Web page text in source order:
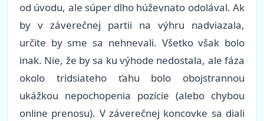
od úvodu, ale súper dlho húževnato odolával. Ak
by v záverečnej partii na výhru nadviazala,
určite by sme sa nehnevali. Všetko však bolo
inak. Nie, že by sa ku výhode nedostala, ale fáza
okolo tridsiateho ťahu bolo obojstrannou
ukážkou nepochopenia pozície (alebo chybou
online prenosu). V záverečnej koncovke sa diali